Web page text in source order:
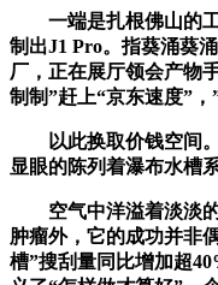
一端是扎根佛山的工
制出J1 Pro。指葵涌葵
厂，正在展厅领会产物
制制”赶上“京东速度”，
以此换取价钱空间。
显眼的陈列着瀑布水槽
空气中洋溢着淡淡的
肿瘤外，它的成功并非
槽”搜刮量同比增加超